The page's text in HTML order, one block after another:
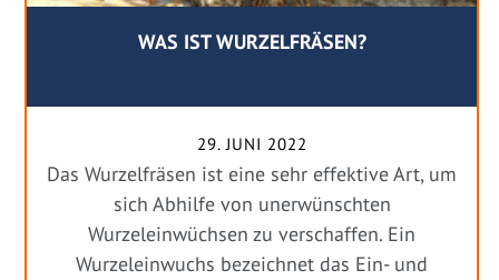
WAS IST WURZELFRÄSEN?
29. JUNI 2022
Das Wurzelfräsen ist eine sehr effektive Art, um
sich Abhilfe von unerwünschten
Wurzeleinwüchsen zu verschaffen. Ein
Wurzeleinwuchs bezeichnet das Ein- und